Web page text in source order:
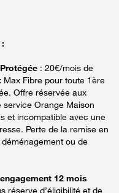
: 20€/mois de
Fibre pour toute 1ère
Offre réservée aux
service Orange Maison
et incompatible avec une
Perte de la remise en
ou de
12 mois
réserve d’éligibilité et de